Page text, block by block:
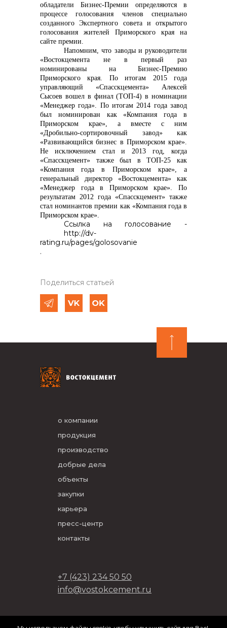
обладатели Бизнес-Премии определяются в
процессе голосования членов специально
созданного Экспертного совета и открытого
голосования жителей Приморского края на
сайте премии.
Напомним, что заводы и руководители
«Востокцемента не в первый раз
номинированы на Бизнес-Премию
Приморского края. По итогам 2015 года
управляющий «Спасскцемента» Алексей
Сысоев вошел в финал (ТОП-4) в номинации
«Менеджер года». По итогам 2014 года завод
был номинирован как «Компания года в
Приморском крае», а вместе с ним
«Дробильно-сортировочный завод» как
«Развивающийся бизнес в Приморском крае».
Не исключением стал и 2013 год, когда
«Спасскцемент» также был в ТОП-25 как
«Компания года в Приморском крае», а
генеральный директор «Востокцемента» как
«Менеджер года в Приморском крае». По
результатам 2012 года «Спасскцемент» также
стал номинантов премии как «Компания года в
Приморском крае».
Ссылка на голосование -
http://dv-
rating.ru/pages/golosovanie
.
Поделиться статьей
о компании
продукция
производство
добрые дела
объекты
закупки
карьера
пресс-центр
контакты
+7 (423) 234 50 50
info@vostokcement.ru